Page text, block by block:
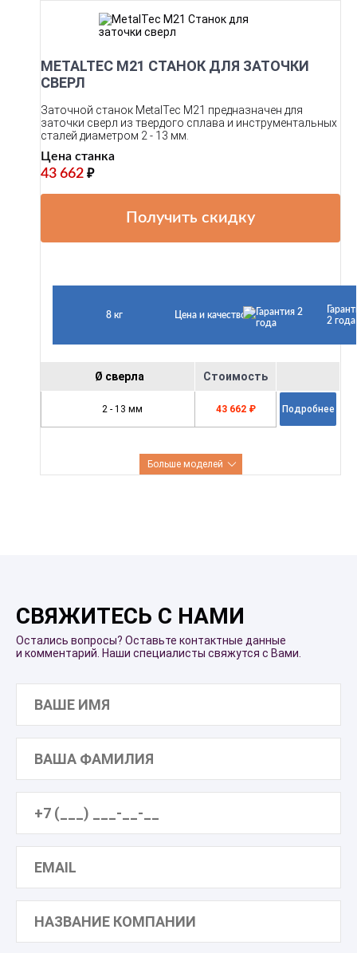
METALTEC M21 СТАНОК ДЛЯ ЗАТОЧКИ
СВЕРЛ
Заточной станок MetalTec M21 предназначен для
заточки сверл из твердого сплава и инструментальных
сталей диаметром 2 - 13 мм.
Цена станка
43 662 ₽
Получить скидку
8 кг Цена и качество
2 года
Ø сверла Стоимость
2 - 13 мм 43 662 ₽ Подробнее
Больше моделей
СВЯЖИТЕСЬ С НАМИ
Остались вопросы? Оставьте контактные данные
и комментарий. Наши специалисты свяжутся с Вами.